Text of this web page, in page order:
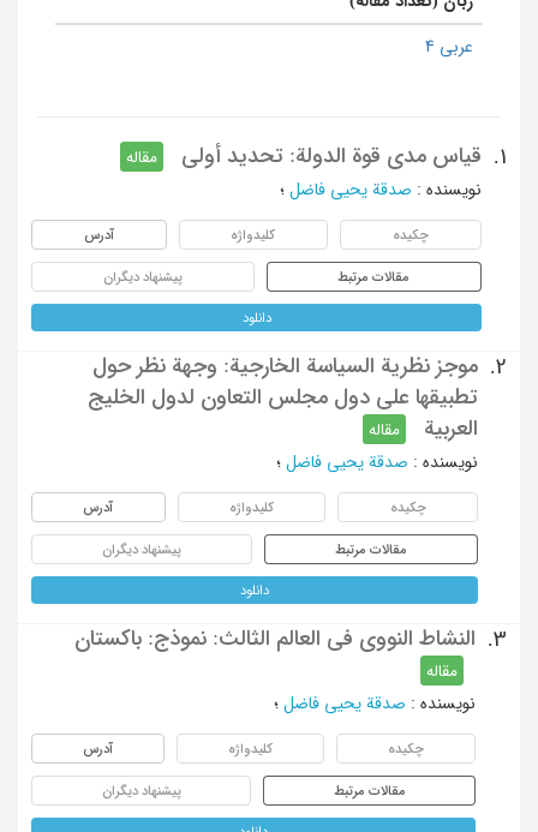
عربی 4
1. قیاس مدی قوة الدولة: تحدید أولی
مقاله
نویسنده : صدقة یحیی فاضل ؛
چکیده کلیدواژه آدرس
مقالات مرتبط پیشنهاد دیگران
دانلود
2.
موجز نظریة السیاسة الخارجیة: وجهة نظر حول
تطبیقها علی دول مجلس التعاون لدول الخلیج
العربیة
مقاله
نویسنده : صدقة یحیی فاضل ؛
چکیده کلیدواژه آدرس
مقالات مرتبط پیشنهاد دیگران
دانلود
3. النشاط النووی فی العالم الثالث: نموذج: باکستان
مقاله
نویسنده : صدقة یحیی فاضل ؛
چکیده کلیدواژه آدرس
مقالات مرتبط پیشنهاد دیگران